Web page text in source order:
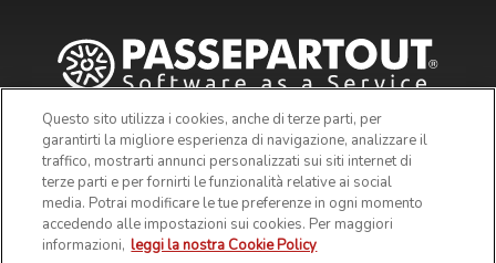
Questo sito utilizza i cookies, anche di terze parti, per
garantirti la migliore esperienza di navigazione, analizzare il
traffico, mostrarti annunci personalizzati sui siti internet di
terze parti e per fornirti le funzionalità relative ai social
media. Potrai modificare le tue preferenze in ogni momento
accedendo alle impostazioni sui cookies. Per maggiori
informazioni, leggi la nostra Cookie Policy